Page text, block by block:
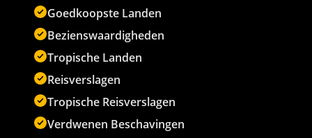
Goedkoopste Landen
Bezienswaardigheden
Tropische Landen
Reisverslagen
Tropische Reisverslagen
Verdwenen Beschavingen